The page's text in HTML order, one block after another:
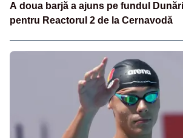
A doua barjă a ajuns pe fundul
pentru Reactorul 2 de la Cernavodă